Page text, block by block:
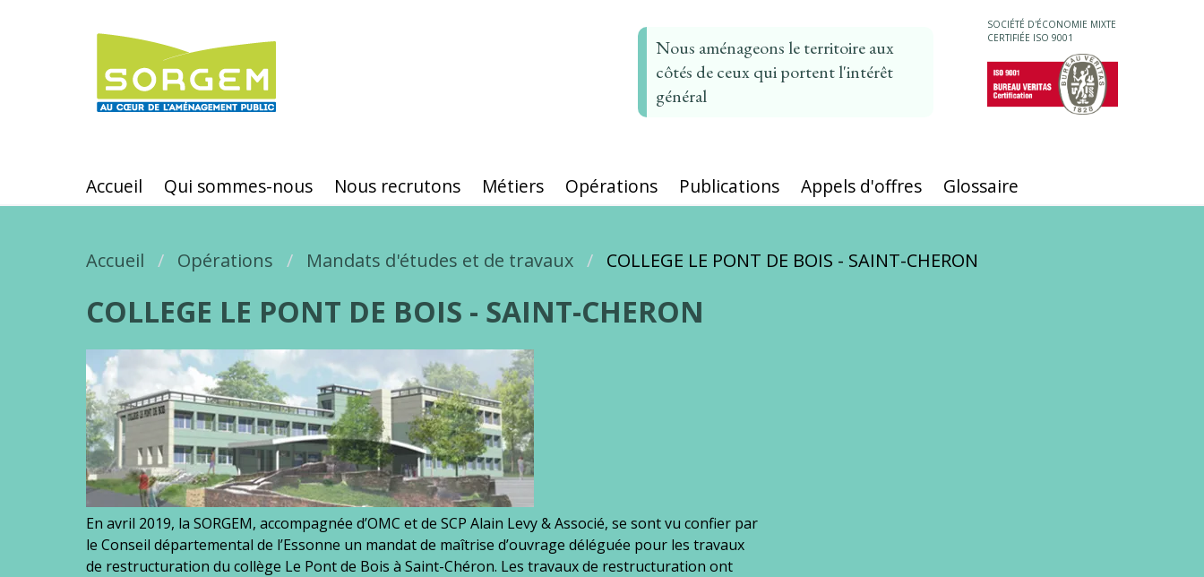
Nous aménageons le territoire aux
côtés de ceux qui portent l'intérêt
général
SOCIÉTÉ D'ÉCONOMIE MIXTE
CERTIFIÉE ISO 9001
Accueil Qui sommes-nous Nous recrutons Métiers Opérations Publications Appels d'offres Glossaire
Fil d'Ariane
Accueil Opérations Mandats d'études et de travaux COLLEGE LE PONT DE BOIS - SAINT-CHERON
COLLEGE LE PONT DE BOIS - SAINT-CHERON
En avril 2019, la SORGEM, accompagnée d’OMC et de SCP Alain Levy & Associé, se sont vu confier par
le Conseil départemental de l’Essonne un mandat de maîtrise d’ouvrage déléguée pour les travaux
de restructuration du collège Le Pont de Bois à Saint-Chéron. Les travaux de restructuration ont